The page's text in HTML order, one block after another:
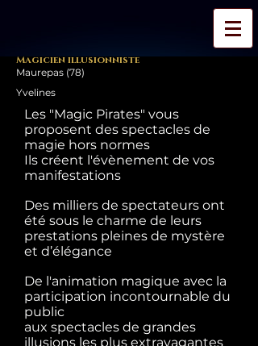
Magicien illusionniste
Maurepas (78)
Yvelines
Les "Magic Pirates" vous
proposent des spectacles de
magie hors normes
Ils créent l'évènement de vos
manifestations
Des milliers de spectateurs ont
été sous le charme de leurs
prestations pleines de mystère
et d’élégance
De l'animation magique avec la
participation incontournable du
public
aux spectacles de grandes
illusions les plus extravagantes